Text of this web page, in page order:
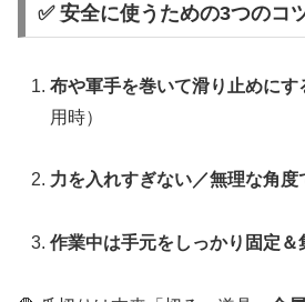
✅ 安全に使うための3つのコ
布や軍手を巻いて滑り止めにす
用時）
力を入れすぎない／無理な角度
作業中は手元をしっかり固定＆